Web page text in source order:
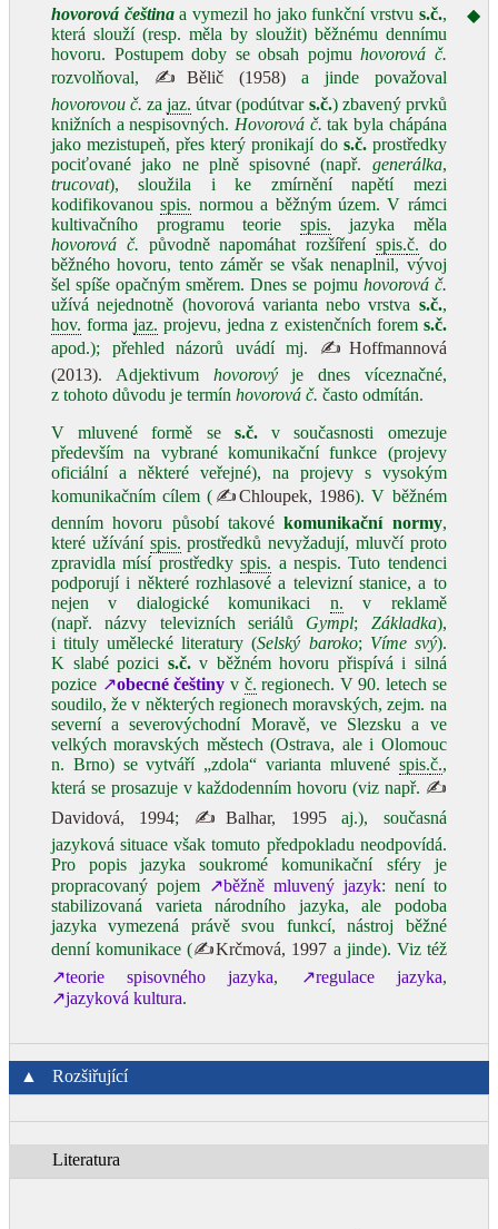
hovorová češtinaa vymezil ho jako funkční vrstvu s.č.,
která slouží (resp. měla by sloužit) běžnému dennímu
hovoru. Postupem doby se obsah pojmuhovorová č.
rozvolňoval, ✍Bělič (1958)a jinde považoval
hovorovou č. zajaz. útvar (podútvar s.č.) zbavený prvků
knižních a nespisovných. Hovorová č. tak byla chápána
jako mezistupeň, přes který pronikají do s.č.prostředky
pociťované jako ne plně spisovné (např. generálka,
trucovat), sloužila i ke zmírnění napětí mezi
kodifikovanouspis. normou a běžným územ. V rámci
kultivačního programu teorie spis. jazyka měla
hovorová č. původně napomáhat rozšíření spis.č. do
běžného hovoru, tento záměr se však nenaplnil, vývoj
šel spíše opačným směrem. Dnes se pojmu hovorová č.
užívá nejednotně (hovorová varianta nebo vrstva s.č.,
hov. formajaz. projevu, jedna z existenčních forem s.č.
apod.); přehled názorů uvádí mj. ✍Hoffmannová
(2013). Adjektivum hovorovýje dnes víceznačné,
z tohoto důvodu je termín hovorová č. často odmítán.
V mluvené formě se s.č. v současnosti omezuje
především na vybrané komunikační funkce (projevy
oficiální a některé veřejné), na projevy s vysokým
komunikačním cílem ( ✍Chloupek, 1986). V běžném
denním hovoru působí takovékomunikační normy,
které užívání spis. prostředků nevyžadují, mluvčí proto
zpravidla mísí prostředkyspis. a nespis. Tuto tendenci
podporují i některé rozhlasové a televizní stanice, a to
nejen v dialogické komunikaci n. v reklamě
(např. názvy televizních seriálů Gympl; Základka),
i tituly umělecké literatury (Selský baroko; Víme svý).
K slabé pozici s.č.v běžném hovoru přispívá i silná
pozice ↗obecné češtiny v č. regionech. V 90. letech se
soudilo, že v některých regionech moravských, zejm. na
severní a severovýchodní Moravě, ve Slezsku a ve
velkých moravských městech (Ostrava, ale i Olomouc
n. Brno) se vytváří „zdola“ varianta mluvené spis.č.,
která se prosazuje v každodenním hovoru (viz např. ✍
Davidová, 1994; ✍Balhar, 1995aj.), současná
jazyková situace však tomuto předpokladu neodpovídá.
Pro popis jazyka soukromé komunikační sféry je
propracovaný pojem ↗běžně mluvený jazyk: není to
stabilizovaná varieta národního jazyka, ale podoba
jazyka vymezená právě svou funkcí, nástroj běžné
denní komunikace (✍Krčmová, 1997 a jinde). Viz též
↗teorie spisovného jazyka, ↗regulace jazyka,
↗jazyková kultura.
◆
▲ Rozšiřující
Literatura